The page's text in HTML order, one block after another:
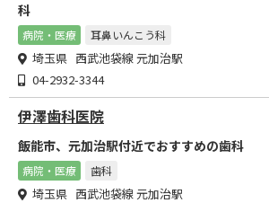
科
病院・医療 耳鼻いんこう科
埼玉県 西武池袋線 元加治駅
04-2932-3344
伊澤歯科医院
飯能市、元加治駅付近でおすすめの歯科
病院・医療 歯科
埼玉県 西武池袋線 元加治駅